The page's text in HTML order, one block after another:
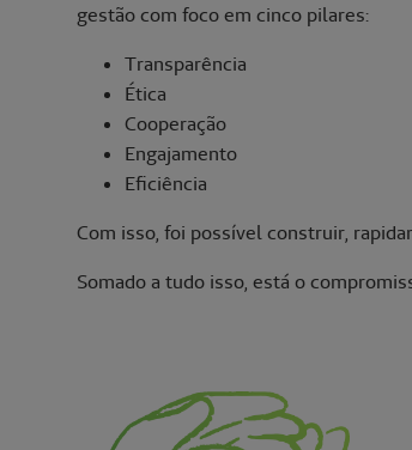
gestão com foco em cinco pilares:
Transparência
Ética
Cooperação
Engajamento
Eficiência
Com isso, foi possível construir,
Somado a tudo isso, está o